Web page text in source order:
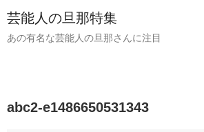
芸能人の旦那特集
あの有名な芸能人の旦那さんに注目
abc2-e1486650531343